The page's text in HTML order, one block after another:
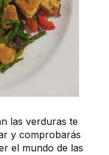
las verduras te
y comprobarás
el mundo de las